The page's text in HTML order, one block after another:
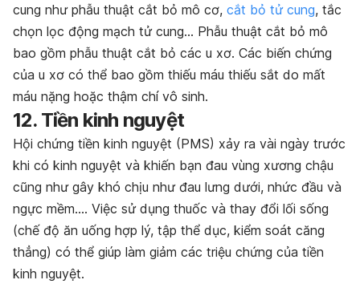
cung như phẫu thuật cắt bỏ mô cơ, cắt bỏ tử cung, tắc
chọn lọc động mạch tử cung… Phẫu thuật cắt bỏ mô
bao gồm phẫu thuật cắt bỏ các u xơ. Các biến chứng
của u xơ có thể bao gồm thiếu máu thiếu sắt do mất
máu nặng hoặc thậm chí vô sinh.
12. Tiền kinh nguyệt
Hội chứng tiền kinh nguyệt (PMS) xảy ra vài ngày trước
khi có kinh nguyệt và khiến bạn đau vùng xương chậu
cũng như gây khó chịu như đau lưng dưới, nhức đầu và
ngực mềm…. Việc sử dụng thuốc và thay đổi lối sống
(chế độ ăn uống hợp lý, tập thể dục, kiểm soát căng
thẳng) có thể giúp làm giảm các triệu chứng của tiền
kinh nguyệt.